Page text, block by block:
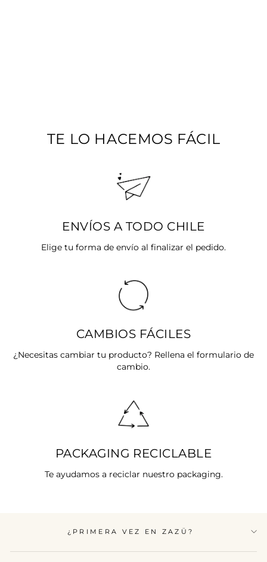
TE LO HACEMOS FÁCIL
ENVÍOS A TODO CHILE
Elige tu forma de envío al finalizar el pedido.
CAMBIOS FÁCILES
¿Necesitas cambiar tu producto? Rellena el formulario de
cambio.
PACKAGING RECICLABLE
Te ayudamos a reciclar nuestro packaging.
¿PRIMERA VEZ EN ZAZÜ?